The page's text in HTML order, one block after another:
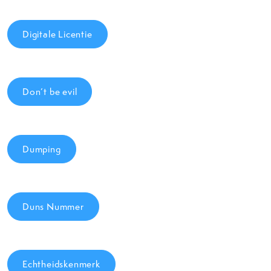
Digitale Licentie
Don’t be evil
Dumping
Duns Nummer
Echtheidskenmerk